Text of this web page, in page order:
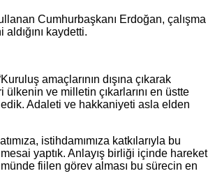
Cumhurbaşkanı Erdoğan, çalışma
kaydetti.
amaçlarının dışına çıkarak
ve milletin çıkarlarını en üstte
Adaleti ve hakkaniyeti asla elden
istihdamımıza katkılarıyla bu
yaptık. Anlayış birliği içinde hareket
fiilen görev alması bu sürecin en